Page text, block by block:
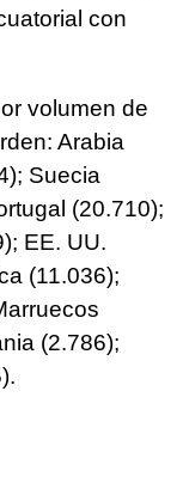
con
volumen de
Arabia
Suecia
(20.710);
EE. UU.
(11.036);
(2.786);